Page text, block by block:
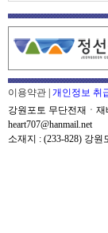
이용약관 개인정보 취
강원포토 무단전재ㆍ재
heart707@hanmail.net
소재지 : (233-828) 강원